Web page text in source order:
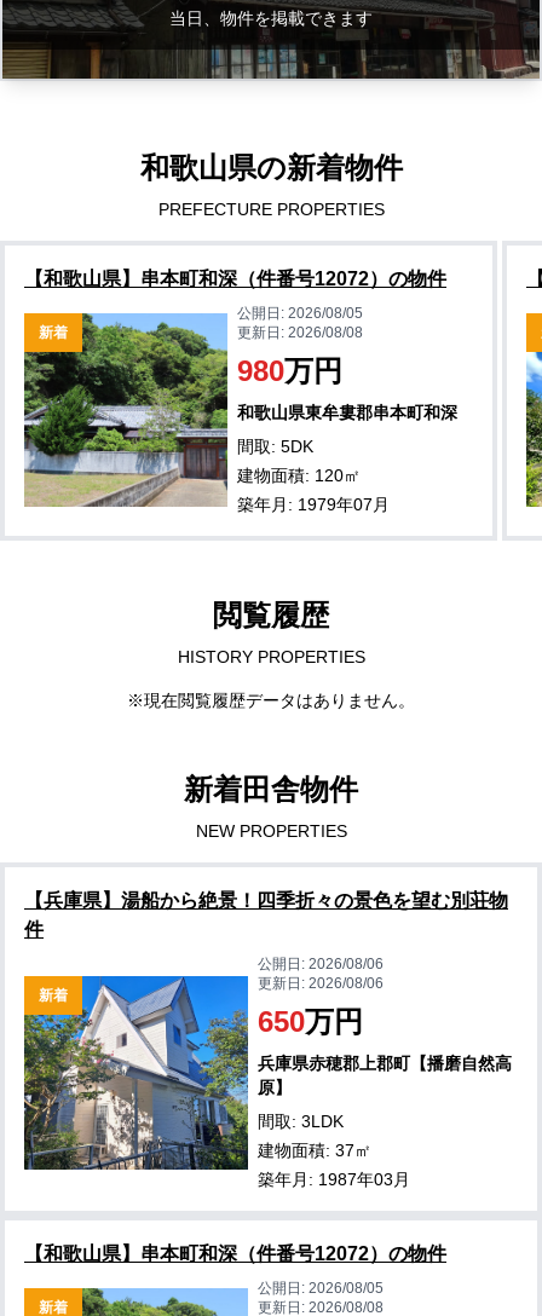
当日、物件を掲載できます
和歌山県の新着物件
PREFECTURE PROPERTIES
【和歌山県】串本町和深（件番号12072）の物件
新着
公開日:2026/08/05
更新日:2026/08/08
980万円
和歌山県東牟婁郡串本町和深
間取: 5DK
建物面積: 120㎡
築年月: 1979年07月
閲覧履歴
HISTORY PROPERTIES
※現在閲覧履歴データはありません。
新着田舎物件
NEW PROPERTIES
【兵庫県】湯船から絶景！四季折々の景色を望む別荘物
件
新着
公開日:2026/08/06
更新日:2026/08/06
650万円
兵庫県赤穂郡上郡町【播磨自然高
原】
間取: 3LDK
建物面積: 37㎡
築年月: 1987年03月
【和歌山県】串本町和深（件番号12072）の物件
新着
公開日:2026/08/05
更新日:2026/08/08